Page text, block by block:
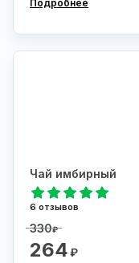
Подробнее
Чай имбирный
6 отзывов
330₽
264₽